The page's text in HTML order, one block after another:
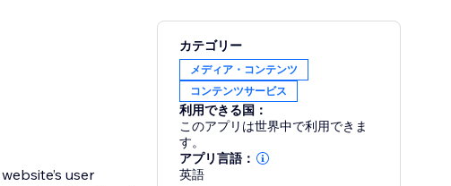
user
カテゴリー
メディア・コンテンツ
コンテンツサービス
利用できる国：
このアプリは世界中で利用できま
す。
アプリ言語：
英語